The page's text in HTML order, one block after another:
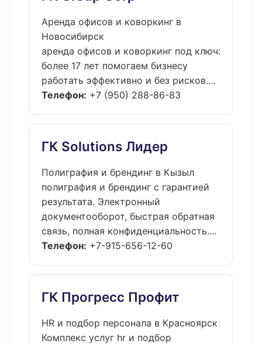
Аренда офисов и коворкинг в
Новосибирск
аренда офисов и коворкинг под ключ:
более 17 лет помогаем бизнесу
работать эффективно и без рисков....
Телефон: +7 (950) 288-86-83
ГК Solutions Лидер
Полиграфия и брендинг в Кызыл
полиграфия и брендинг с гарантией
результата. Электронный
документооборот, быстрая обратная
связь, полная конфиденциальность....
Телефон: +7-915-656-12-60
ГК Прогресс Профит
HR и подбор персонала в Красноярск
Комплекс услуг hr и подбор